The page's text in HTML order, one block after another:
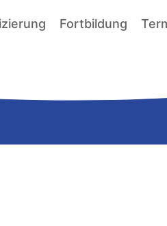
Fortbildung